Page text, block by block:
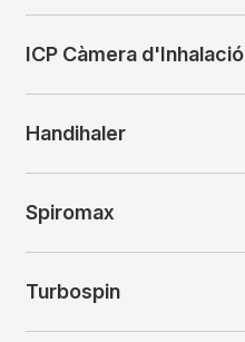
ICP Càmera d'Inhalació
Handihaler
Spiromax
Turbospin